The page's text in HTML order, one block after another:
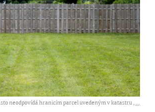
neodpovídá hranicím parcel uvedeným v katastru ,...